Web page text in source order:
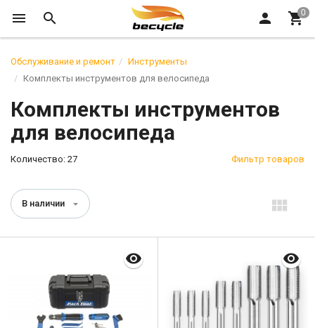
Обслуживание и ремонт
Инструменты
Комплекты инструментов для велосипеда
Комплекты инструментов
для велосипеда
Количество: 27 Фильтр товаров
В наличии